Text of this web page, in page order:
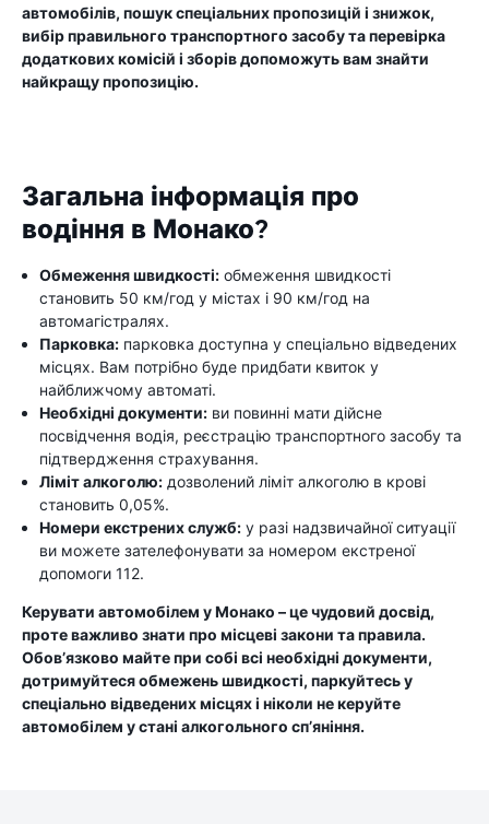
автомобілів, пошук спеціальних пропозицій і знижок,
вибір правильного транспортного засобу та перевірка
додаткових комісій і зборів допоможуть вам знайти
найкращу пропозицію.
Загальна інформація про
водіння в Монако?
Обмеження швидкості: обмеження швидкості
становить 50 км/год у містах і 90 км/год на
автомагістралях.
Парковка: парковка доступна у спеціально відведених
місцях. Вам потрібно буде придбати квиток у
найближчому автоматі.
Необхідні документи: ви повинні мати дійсне
посвідчення водія, реєстрацію транспортного засобу та
підтвердження страхування.
Ліміт алкоголю: дозволений ліміт алкоголю в крові
становить 0,05%.
Номери екстрених служб: у разі надзвичайної ситуації
ви можете зателефонувати за номером екстреної
допомоги 112.
Керувати автомобілем у Монако – це чудовий досвід,
проте важливо знати про місцеві закони та правила.
Обов’язково майте при собі всі необхідні документи,
дотримуйтеся обмежень швидкості, паркуйтесь у
спеціально відведених місцях і ніколи не керуйте
автомобілем у стані алкогольного сп’яніння.